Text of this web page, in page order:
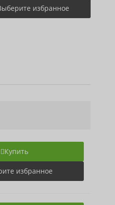
избранное
Купить
избранное